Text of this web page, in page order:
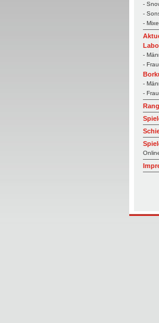
-
-
-
-
-
-
-